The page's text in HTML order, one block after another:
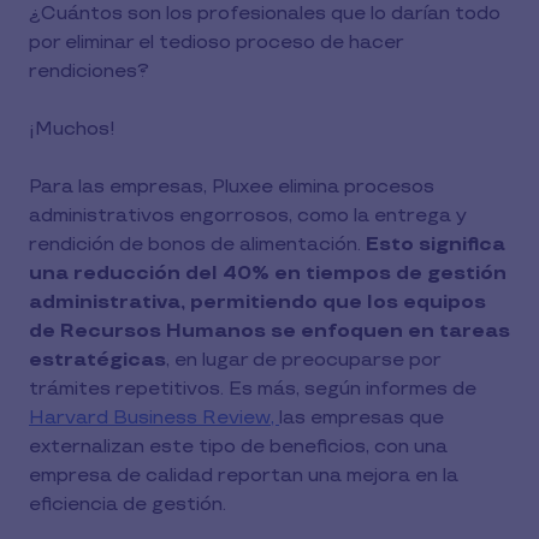
¿Cuántos son los profesionales que lo darían todo
por eliminar el tedioso proceso de hacer
rendiciones?
¡Muchos!
Para las empresas, Pluxee elimina procesos
administrativos engorrosos, como la entrega y
rendición de bonos de alimentación. Esto significa
una reducción del 40% en tiempos de gestión
administrativa, permitiendo que los equipos
de Recursos Humanos se enfoquen en tareas
estratégicas, en lugar de preocuparse por
trámites repetitivos. Es más, según informes de
Harvard Business Review, las empresas que
externalizan este tipo de beneficios, con una
empresa de calidad reportan una mejora en la
eficiencia de gestión.